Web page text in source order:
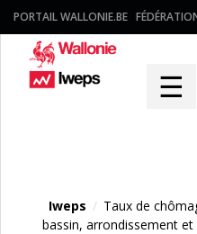
PORTAIL WALLONIE.BE
☰
Fichier média
Iweps / Taux de
bassin, arrondissement